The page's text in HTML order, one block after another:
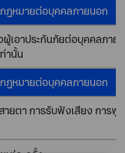
ฏหมายต่อบุคคลภายนอก
เอาประกันภัยต่อบุคคลภาย
านั้น
ฏหมายต่อบุคคลภายนอก
ยตา การรับฟังเสียง การพู